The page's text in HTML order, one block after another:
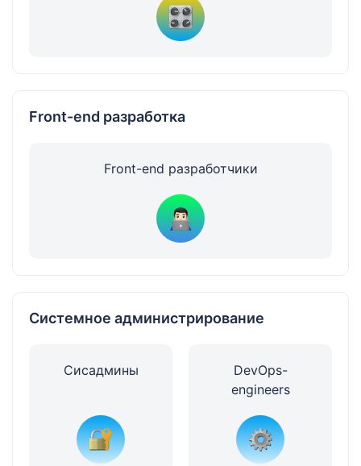
Front-end разработка
Front-end разработчики
Системное администрирование
Сисадмины
DevOps-
engineers